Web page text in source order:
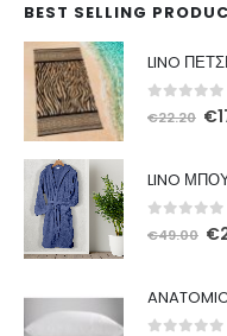
BEST SELLING
out of
€22.20 €
LINO
out of
€49.00 €